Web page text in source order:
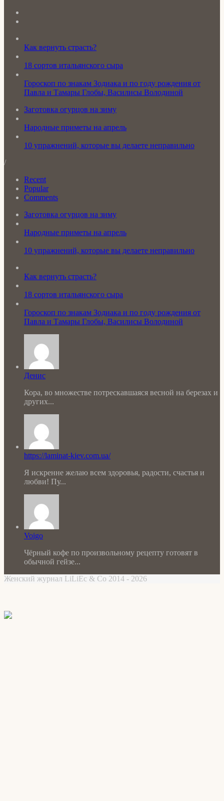
Как вернуть страсть?
18 сортов итальянского сыра
Гороскоп по знакам Зодиака и по году рождения от
Павла и Тамары Глобы, Василисы Володиной
Заготовка огурцов на зиму
Народные приметы на апрель
10 упражнений, которые вы делаете неправильно
/
Recent
Popular
Comments
Заготовка огурцов на зиму
Народные приметы на апрель
10 упражнений, которые вы делаете неправильно
Как вернуть страсть?
18 сортов итальянского сыра
Гороскоп по знакам Зодиака и по году рождения от
Павла и Тамары Глобы, Василисы Володиной
Денис
Кора, во множестве потрескавшаяся весной на березах и
других...
https://laminat-kiev.com.ua/
Я искренне желаю всем здоровья, радости, счастья и
любви! Пу...
Voigo
Чёрный кофе по произвольному рецепту готовят в
обычной гейзе...
Женский журнал LiLiEc & Co 2014 - 2026
button